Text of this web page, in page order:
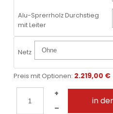
Alu-Sprerrholz Durchstieg
mit Leiter
Netz
Preis mit Optionen: 2.219,00 €
+
–
in